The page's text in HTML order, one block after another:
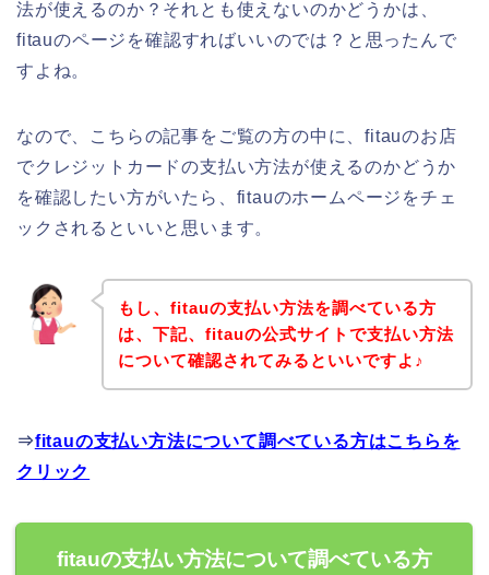
法が使えるのか？それとも使えないのかどうかは、
fitauのページを確認すればいいのでは？と思ったんで
すよね。
なので、こちらの記事をご覧の方の中に、fitauのお店
でクレジットカードの支払い方法が使えるのかどうか
を確認したい方がいたら、fitauのホームページをチェ
ックされるといいと思います。
もし、fitauの支払い方法を調べている方
は、下記、fitauの公式サイトで支払い方法
について確認されてみるといいですよ♪
⇒fitauの支払い方法について調べている方はこちらを
クリック
fitauの支払い方法について調べている方